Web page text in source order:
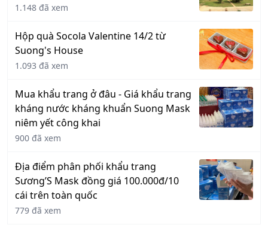
1.148 đã xem
Hộp quà Socola Valentine 14/2 từ
Suong's House
1.093 đã xem
Mua khẩu trang ở đâu - Giá khẩu trang
kháng nước kháng khuẩn Suong Mask
niêm yết công khai
900 đã xem
Địa điểm phân phối khẩu trang
Sương’S Mask đồng giá 100.000đ/10
cái trên toàn quốc
779 đã xem